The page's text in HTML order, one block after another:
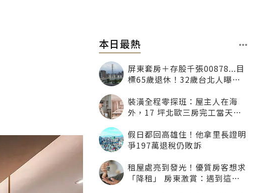
本日最熱
屏東套房＋存股千張00878...目
標65歲退休！32歲台北人曝：
裝潢全程零探班：屋主人在海
外，17 坪北歐三房完工當天才
假日都回高雄住！他拿里長證明
爭197萬退稅仍敗訴
租屋處亮到發光！優質房客想求
「降租」 房東激賞：遇到這種